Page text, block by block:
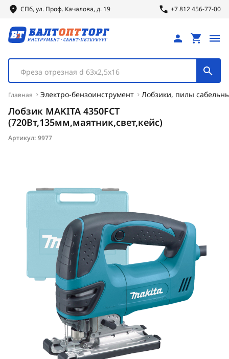
СПб, ул. Проф. Качалова, д. 19 +7 812 456-77-00
Фреза отрезная d 63х2,5х16
Главная Электро-бензоинструмент Лобзики, пилы
Лобзик MAKITA 4350FCT
(720Вт,135мм,маятник,свет,кейс)
Артикул: 9977